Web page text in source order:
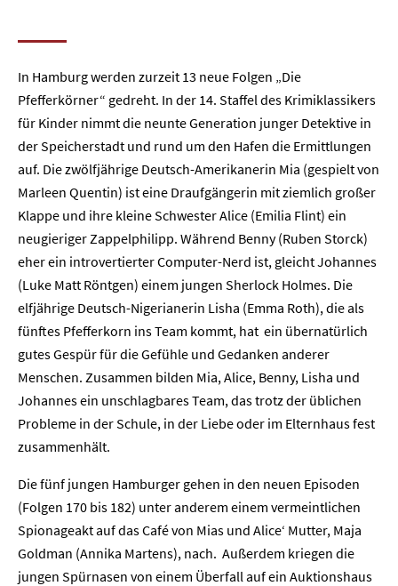
In Hamburg werden zurzeit 13 neue Folgen „Die
Pfefferkörner“ gedreht. In der 14. Staffel des Krimiklassikers
für Kinder nimmt die neunte Generation junger Detektive in
der Speicherstadt und rund um den Hafen die Ermittlungen
auf. Die zwölfjährige Deutsch-Amerikanerin Mia (gespielt von
Marleen Quentin) ist eine Draufgängerin mit ziemlich großer
Klappe und ihre kleine Schwester Alice (Emilia Flint) ein
neugieriger Zappelphilipp. Während Benny (Ruben Storck)
eher ein introvertierter Computer-Nerd ist, gleicht Johannes
(Luke Matt Röntgen) einem jungen Sherlock Holmes. Die
elfjährige Deutsch-Nigerianerin Lisha (Emma Roth), die als
fünftes Pfefferkorn ins Team kommt, hat ein übernatürlich
gutes Gespür für die Gefühle und Gedanken anderer
Menschen. Zusammen bilden Mia, Alice, Benny, Lisha und
Johannes ein unschlagbares Team, das trotz der üblichen
Probleme in der Schule, in der Liebe oder im Elternhaus fest
zusammenhält.
Die fünf jungen Hamburger gehen in den neuen Episoden
(Folgen 170 bis 182) unter anderem einem vermeintlichen
Spionageakt auf das Café von Mias und Alice‘ Mutter, Maja
Goldman (Annika Martens), nach. Außerdem kriegen die
jungen Spürnasen von einem Überfall auf ein Auktionshaus